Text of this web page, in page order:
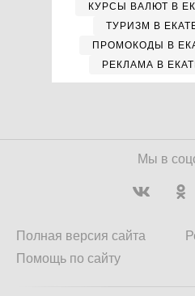
КУРСЫ ВАЛЮТ В
ТУРИЗМ В
ПРОМОКОДЫ В
РЕКЛАМА В
Мы в
Полная версия сайта
Помощь по сайту